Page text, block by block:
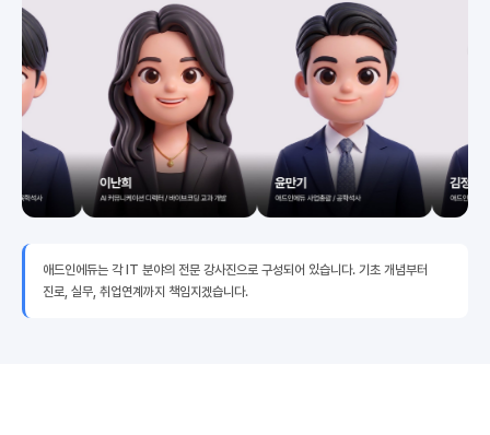
애드인에듀는 각 IT 분야의 전문 강사진으로 구성되어 있습니다. 기초 개념부터
진로, 실무, 취업연계까지 책임지겠습니다.